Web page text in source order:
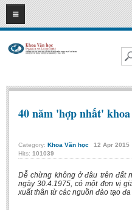
08 2026
HOME
Faculty of Literature
Department of Literary Theory
Department of Sinology-Nom
40 năm 'hợp nhất'
Category: Khoa Văn học 12 Apr 2015
Hits: 101039
Dễ chừng không ở đâu trên đất
ngày 30.4.1975, có một đơn vị
xuất thân từ các nguồn đào tạo